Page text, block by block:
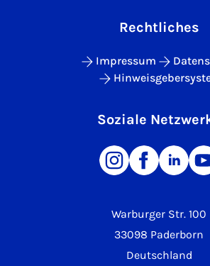
Warburger Str. 100
33098 Paderborn
Deutschland
Rechtliches
Impressum
Soziale